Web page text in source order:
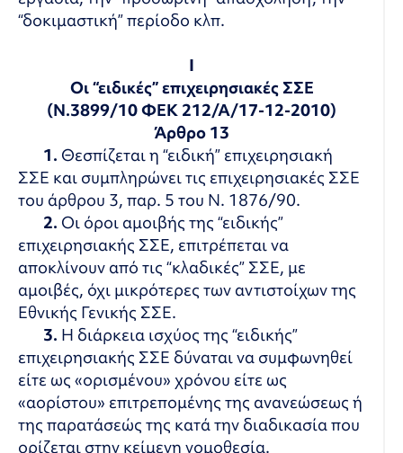
“δοκιμαστική” περίοδο κλπ.
Ι
Οι “ειδικές” επιχειρησιακές ΣΣΕ
(Ν.3899/10 ΦΕΚ 212/Α/17-12-2010)
Άρθρο 13
1. Θεσπίζεται η “ειδική” επιχειρησιακή
ΣΣΕ και συμπληρώνει τις επιχειρησιακές ΣΣΕ
του άρθρου 3, παρ. 5 του Ν. 1876/90.
2. Οι όροι αμοιβής της “ειδικής”
επιχειρησιακής ΣΣΕ, επιτρέπεται να
αποκλίνουν από τις “κλαδικές” ΣΣΕ, με
αμοιβές, όχι μικρότερες των αντιστοίχων της
Εθνικής Γενικής ΣΣΕ.
3. Η διάρκεια ισχύος της “ειδικής”
επιχειρησιακής ΣΣΕ δύναται να συμφωνηθεί
είτε ως «ορισμένου» χρόνου είτε ως
«αορίστου» επιτρεπομένης της ανανεώσεως ή
της παρατάσεώς της κατά την διαδικασία που
ορίζεται στην κείμενη νομοθεσία.